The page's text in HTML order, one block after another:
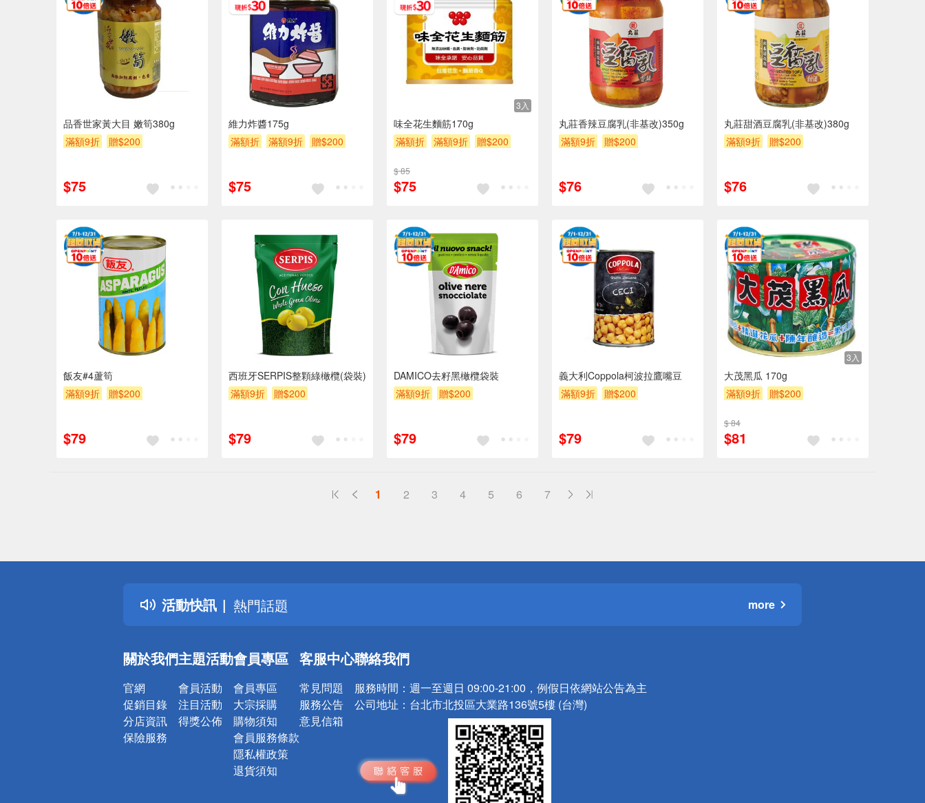
品香世家黃大目 嫩筍380g
滿額9折
贈$200
$75
維力炸醬175g
滿額折
滿額9折 贈$200
$75
3入
味全花生麵筋170g
滿額折
滿額9折 贈$200
$ 85
$75
丸莊香辣豆腐乳(非基改)350g
滿額9折
贈$200
$76
丸莊甜酒豆腐乳(非基改)380g
滿額9折
贈$200
$76
飯友#4蘆筍
滿額9折
贈$200
$79
西班牙SERPIS整顆綠橄欖(袋裝)
滿額9折
贈$200
$79
DAMICO去籽黑橄欖袋裝
滿額9折
贈$200
$79
義大利Coppola柯波拉鷹嘴豆
滿額9折
贈$200
$79
3入
大茂黑瓜 170g
滿額9折
贈$200
$ 84
$81
1 2 3 4 5 6 7
活動快訊
詐騙網頁！請小心！
得獎公告
熱門話題
銀行優惠
詐騙網頁！請小心！
more
關於我們
官網
促銷目錄
分店資訊
保險服務
主題活動
會員活動
注目活動
得獎公佈
會員專區
會員專區
大宗採購
購物須知
會員服務條款
隱私權政策
退貨須知
客服中心
常見問題
服務公告
意見信箱
聯絡我們
服務時間： 週一至週日 09:00-21:00，例假日依網站公告為主
公司地址： 台北市北投區大業路136號5樓 (台灣)